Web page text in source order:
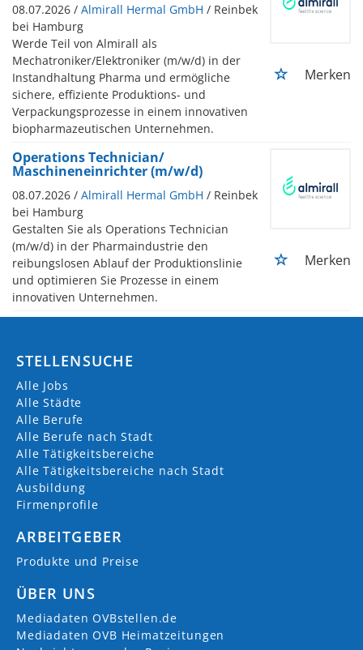
08.07.2026 / Almirall Hermal GmbH / Reinbek
bei Hamburg
Werde Teil von Almirall als
Mechatroniker/Elektroniker (m/w/d) in der
Instandhaltung Pharma und ermögliche
sichere, effiziente Produktions- und
Verpackungsprozesse in einem innovativen
biopharmazeutischen Unternehmen.
Merken
Operations Technician/
Maschineneinrichter (m/w/d)
08.07.2026 / Almirall Hermal GmbH / Reinbek
bei Hamburg
Gestalten Sie als Operations Technician
(m/w/d) in der Pharmaindustrie den
reibungslosen Ablauf der Produktionslinie
und optimieren Sie Prozesse in einem
innovativen Unternehmen.
Merken
STELLENSUCHE
Alle Jobs
Alle Städte
Alle Berufe
Alle Berufe nach Stadt
Alle Tätigkeitsbereiche
Alle Tätigkeitsbereiche nach Stadt
Ausbildung
Firmenprofile
ARBEITGEBER
Produkte und Preise
ÜBER UNS
Mediadaten OVBstellen.de
Mediadaten OVB Heimatzeitungen